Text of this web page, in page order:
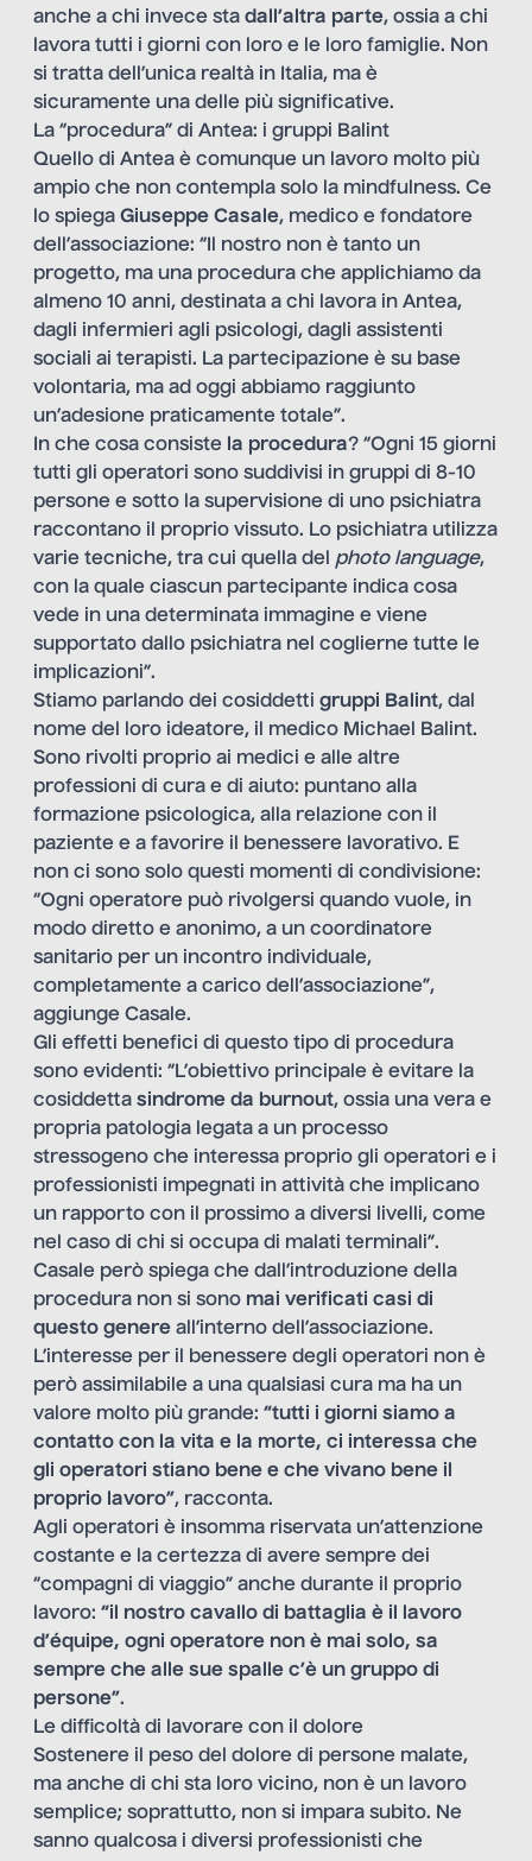
anche a chi invece sta dall’altra parte, ossia a chi
lavora tutti i giorni con loro e le loro famiglie. Non
si tratta dell’unica realtà in Italia, ma è
sicuramente una delle più significative.
La “procedura” di Antea: i gruppi Balint
Quello di Antea è comunque un lavoro molto più
ampio che non contempla solo la mindfulness. Ce
lo spiega Giuseppe Casale, medico e fondatore
dell’associazione: “Il nostro non è tanto un
progetto, ma una procedura che applichiamo da
almeno 10 anni, destinata a chi lavora in Antea,
dagli infermieri agli psicologi, dagli assistenti
sociali ai terapisti. La partecipazione è su base
volontaria, ma ad oggi abbiamo raggiunto
un’adesione praticamente totale”.
In che cosa consiste la procedura? “Ogni 15 giorni
tutti gli operatori sono suddivisi in gruppi di 8-10
persone e sotto la supervisione di uno psichiatra
raccontano il proprio vissuto. Lo psichiatra utilizza
varie tecniche, tra cui quella del photo language,
con la quale ciascun partecipante indica cosa
vede in una determinata immagine e viene
supportato dallo psichiatra nel coglierne tutte le
implicazioni”.
Stiamo parlando dei cosiddetti gruppi Balint, dal
nome del loro ideatore, il medico Michael Balint.
Sono rivolti proprio ai medici e alle altre
professioni di cura e di aiuto: puntano alla
formazione psicologica, alla relazione con il
paziente e a favorire il benessere lavorativo. E
non ci sono solo questi momenti di condivisione:
“Ogni operatore può rivolgersi quando vuole, in
modo diretto e anonimo, a un coordinatore
sanitario per un incontro individuale,
completamente a carico dell’associazione”,
aggiunge Casale.
Gli effetti benefici di questo tipo di procedura
sono evidenti: “L’obiettivo principale è evitare la
cosiddetta sindrome da burnout, ossia una vera e
propria patologia legata a un processo
stressogeno che interessa proprio gli operatori e i
professionisti impegnati in attività che implicano
un rapporto con il prossimo a diversi livelli, come
nel caso di chi si occupa di malati terminali”.
Casale però spiega che dall’introduzione della
procedura non si sono mai verificati casi di
questo genere all’interno dell’associazione.
L’interesse per il benessere degli operatori non è
però assimilabile a una qualsiasi cura ma ha un
valore molto più grande: “tutti i giorni siamo a
contatto con la vita e la morte, ci interessa che
gli operatori stiano bene e che vivano bene il
proprio lavoro”, racconta.
Agli operatori è insomma riservata un’attenzione
costante e la certezza di avere sempre dei
“compagni di viaggio” anche durante il proprio
lavoro: “il nostro cavallo di battaglia è il lavoro
d’équipe, ogni operatore non è mai solo, sa
sempre che alle sue spalle c’è un gruppo di
persone”.
Le difficoltà di lavorare con il dolore
Sostenere il peso del dolore di persone malate,
ma anche di chi sta loro vicino, non è un lavoro
semplice; soprattutto, non si impara subito. Ne
sanno qualcosa i diversi professionisti che